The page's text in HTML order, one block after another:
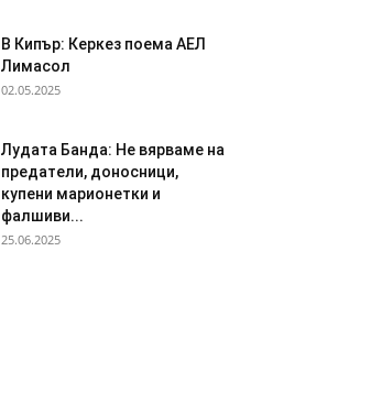
В Кипър: Керкез поема АЕЛ
Лимасол
02.05.2025
Лудата Банда: Не вярваме на
предатели, доносници,
купени марионетки и
фалшиви...
25.06.2025